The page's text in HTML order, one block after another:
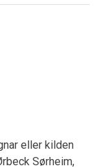
eller kilden
Sørheim,